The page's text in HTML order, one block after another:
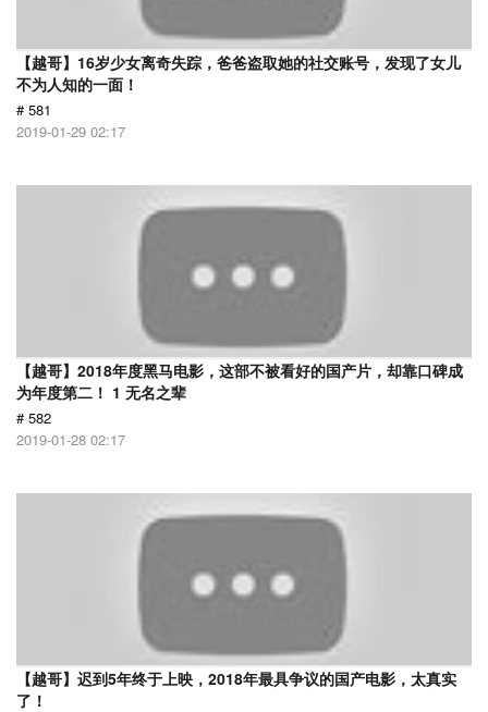
【越哥】16岁少女离奇失踪，爸爸盗取她的社交账号，发现了女儿
不为人知的一面！
# 581
2019-01-29 02:17
【越哥】2018年度黑马电影，这部不被看好的国产片，却靠口碑成
为年度第二！ 1 无名之辈
# 582
2019-01-28 02:17
【越哥】迟到5年终于上映，2018年最具争议的国产电影，太真实
了！